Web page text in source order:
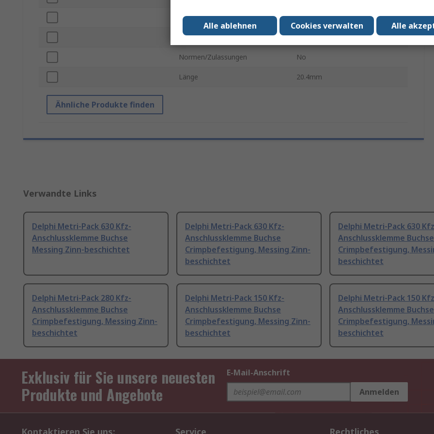
Kontaktmaterial Messing
Durchmesser 6.5mm
Normen/Zulassungen No
Länge 20.4mm
Ähnliche Produkte finden
Verwandte Links
Delphi Metri-Pack 630 Kfz-
Anschlussklemme Buchse
Messing Zinn-beschichtet
Delphi Metri-Pack 630 Kfz-
Anschlussklemme Buchse
Crimpbefestigung, Messing Zinn-
beschichtet
Delphi Metri-Pack 630
Anschlussklemme Buchse
Crimpbefestigung,
beschichtet
Delphi Metri-Pack 280 Kfz-
Anschlussklemme Buchse
Crimpbefestigung, Messing Zinn-
beschichtet
Delphi Metri-Pack 150 Kfz-
Anschlussklemme Buchse
Crimpbefestigung, Messing Zinn-
beschichtet
Delphi Metri-Pack 150
Anschlussklemme Buchse
Crimpbefestigung,
beschichtet
Exklusiv für Sie unsere neuesten
Produkte und Angebote
E-Mail-Anschrift
Anmelden
Alle
Cookies verwalten
Alle ablehnen